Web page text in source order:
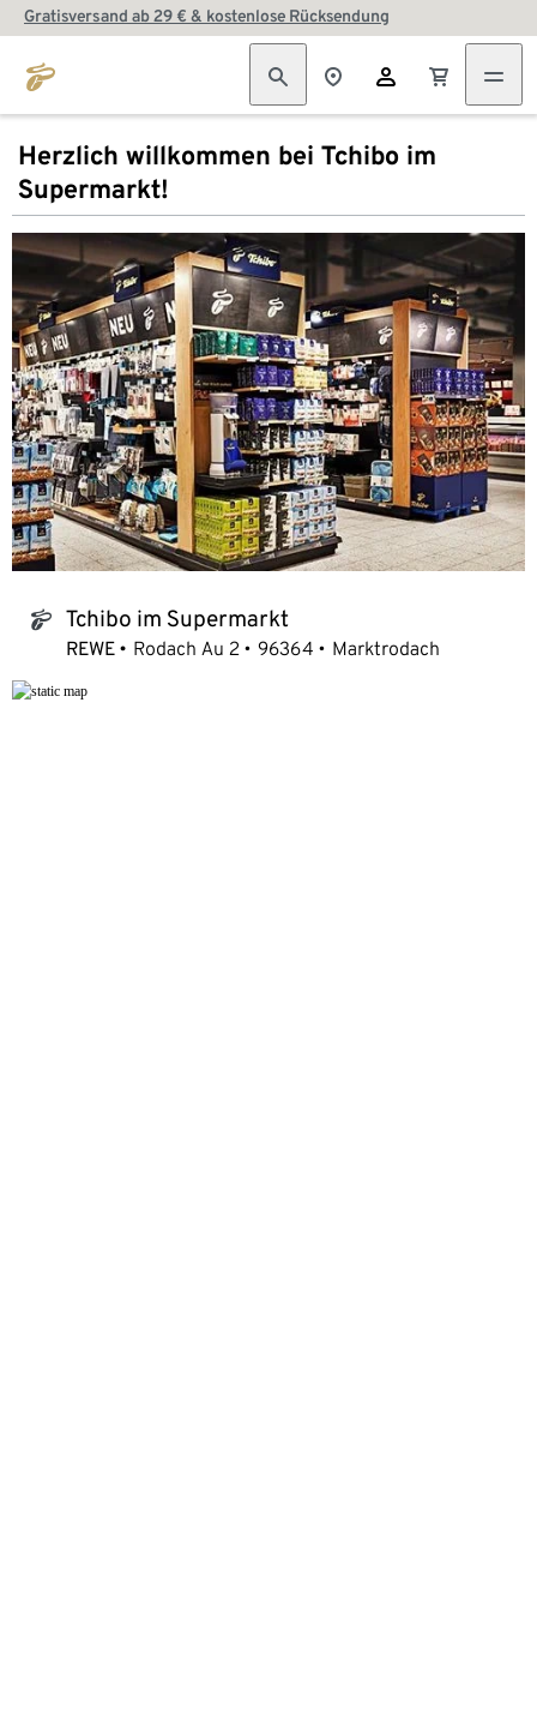
Gratisversand ab 29 € & kostenlose Rücksendung
Herzlich willkommen bei Tchibo im
Supermarkt!
tchibo_logo Tchibo im Supermarkt
REWE Rodach Au 2 96364 Marktrodach